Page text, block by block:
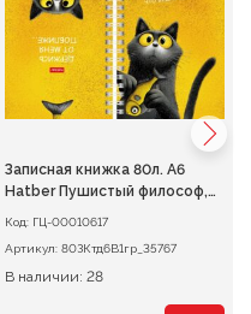
Записная книжка 80л. А6
Hatber Пушистый философ,
клетка на гребне
Код: ГЦ-00010617
Артикул: 80ЗКтд6В1гр_35767
В наличии: 28